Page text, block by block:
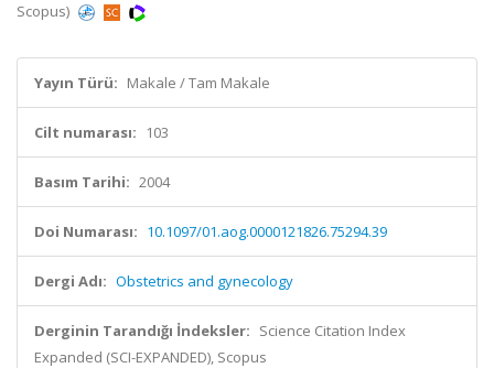
Scopus)
Yayın Türü: Makale / Tam Makale
Cilt numarası: 103
Basım Tarihi: 2004
Doi Numarası: 10.1097/01.aog.0000121826.75294.39
Dergi Adı: Obstetrics and gynecology
Derginin Tarandığı İndeksler: Science Citation Index
Expanded (SCI-EXPANDED), Scopus